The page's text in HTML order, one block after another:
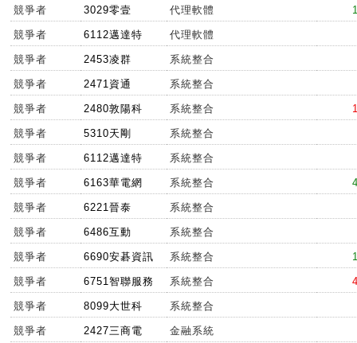
競爭者 3029零壹 代理軟體
競爭者 6112邁達特 代理軟體
競爭者 2453凌群 系統整合
競爭者 2471資通 系統整合
競爭者 2480敦陽科 系統整合
競爭者 5310天剛 系統整合
競爭者 6112邁達特 系統整合
競爭者 6163華電網 系統整合
競爭者 6221晉泰 系統整合
競爭者 6486互動 系統整合
競爭者 6690安碁資訊 系統整合
競爭者 6751智聯服務 系統整合
競爭者 8099大世科 系統整合
競爭者 2427三商電 金融系統